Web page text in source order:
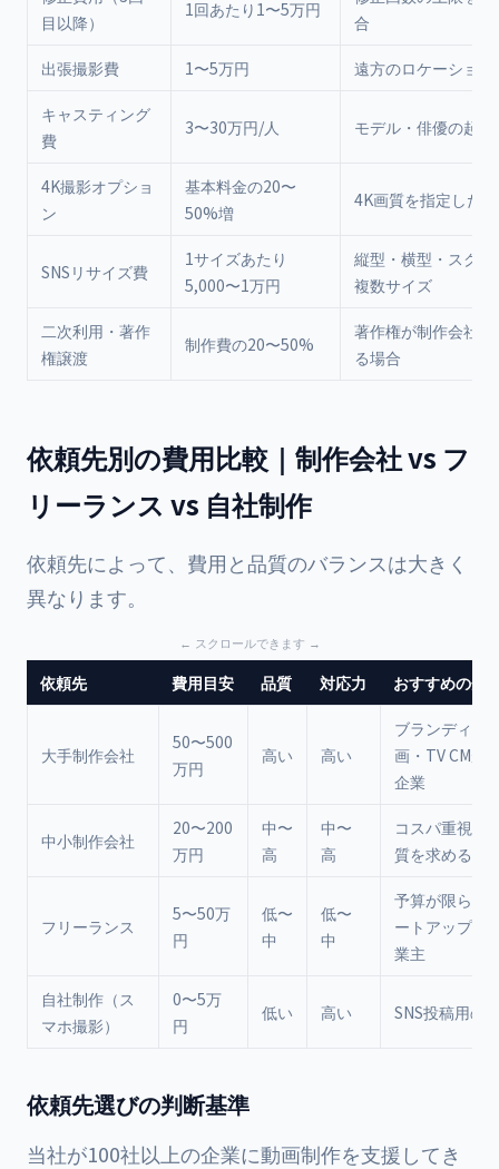
目以降）
1回あたり1〜5万円
合
出張撮影費 1〜5万円 遠方のロケーション
キャスティング
費
3〜30万円/人 モデル・俳優の起用
4K撮影オプショ
ン
基本料金の20〜
50%増
4K画質を指定した
SNSリサイズ費
1サイズあたり
5,000〜1万円
縦型・横型・スク
複数サイズ
二次利用・著作
権譲渡
制作費の20〜50%
著作権が制作会社
る場合
依頼先別の費用比較｜制作会社 vs フ
リーランス vs 自社制作
依頼先によって、費用と品質のバランスは大きく
異なります。
依頼先 費用目安 品質 対応力 おすすめの企
大手制作会社
50〜500
万円
高い 高い
ブランディン
画・TV CMが
企業
中小制作会社
20〜200
万円
中〜
高
中〜
高
コスパ重視で
質を求める企
フリーランス
5〜50万
円
低〜
中
低〜
中
予算が限られ
ートアップ・
業主
自社制作（ス
マホ撮影）
0〜5万
円
低い 高い SNS投稿用の
依頼先選びの判断基準
当社が100社以上の企業に動画制作を支援してき